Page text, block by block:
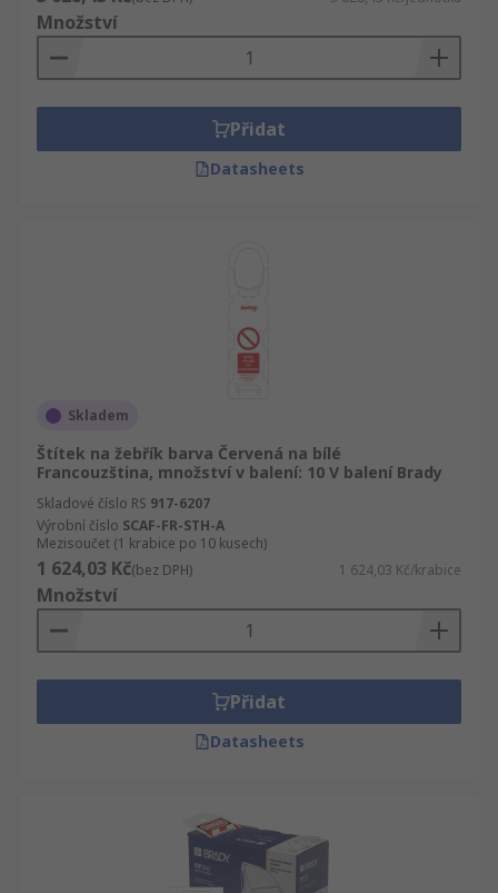
Množství
Přidat
Datasheets
Skladem
Štítek na žebřík barva Červená na bílé
Francouzština, množství v balení: 10 V balení Brady
Skladové číslo RS 917-6207
Výrobní číslo SCAF-FR-STH-A
Mezisoučet (1 krabice po 10 kusech)
1 624,03 Kč(bez DPH) 1 624,03 Kč/krabice
Množství
Přidat
Datasheets